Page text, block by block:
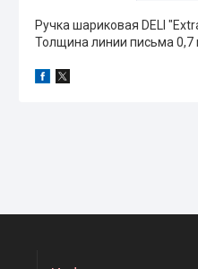
Ручка шариковая DELI
Толщина линии письма 0,7